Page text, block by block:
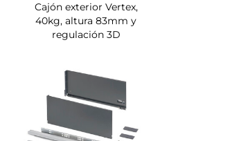
Cajón exterior Vertex,
40kg, altura 83mm y
regulación 3D